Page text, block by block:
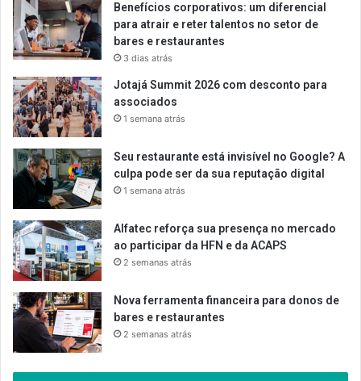
Benefícios corporativos: um diferencial
para atrair e reter talentos no setor de
bares e restaurantes
3 dias atrás
Jotajá Summit 2026 com desconto para
associados
1 semana atrás
Seu restaurante está invisível no Google? A
culpa pode ser da sua reputação digital
1 semana atrás
Alfatec reforça sua presença no mercado
ao participar da HFN e da ACAPS
2 semanas atrás
Nova ferramenta financeira para donos de
bares e restaurantes
2 semanas atrás